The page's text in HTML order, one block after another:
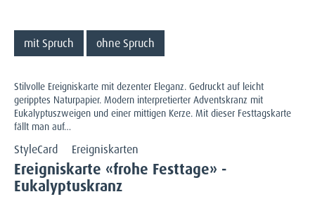
mit Spruch ohne Spruch
Stilvolle Ereigniskarte mit dezenter Eleganz. Gedruckt auf leicht
geripptes Naturpapier. Modern interpretierter Adventskranz mit
Eukalyptuszweigen und einer mittigen Kerze. Mit dieser Festtagskarte
fällt man auf…
StyleCard Ereigniskarten
Ereigniskarte «frohe Festtage» -
Eukalyptuskranz